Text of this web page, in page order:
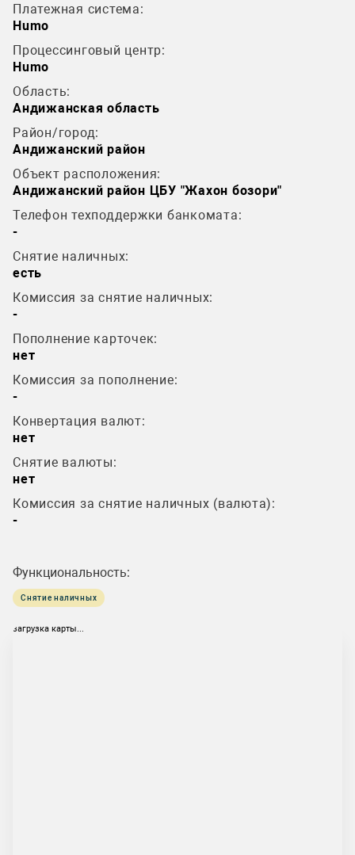
Платежная система:
Humo
Процессинговый центр:
Humo
Область:
Андижанская область
Район/город:
Андижанский район
Объект расположения:
Андижанский район ЦБУ "Жахон бозори"
Телефон техподдержки банкомата:
-
Снятие наличных:
есть
Комиссия за снятие наличных:
-
Пополнение карточек:
нет
Комиссия за пополнение:
-
Конвертация валют:
нет
Снятие валюты:
нет
Комиссия за снятие наличных (валюта):
-
Функциональность:
Снятие наличных
загрузка карты...